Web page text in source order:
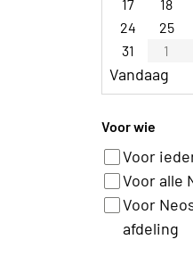
17
18
24
25
31
1
Vandaag
Voor wie
Voor
Voor alle
Voor
afdeling